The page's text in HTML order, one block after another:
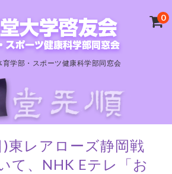
育学部・スポーツ健康科学部同窓会
0
東レアローズ静岡戦
て、NHK Eテレ「お